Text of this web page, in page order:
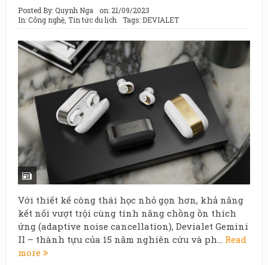
Posted By:Quynh Nga on: 21/09/2023
In:Công nghệ, Tin tức du lịch Tags: DEVIALET
Với thiết kế công thái học nhỏ gọn hơn, khả năng
kết nối vượt trội cùng tính năng chồng ồn thích
ứng (adaptive noise cancellation), Devialet Gemini
II – thành tựu của 15 năm nghiên cứu và ph... Read
more